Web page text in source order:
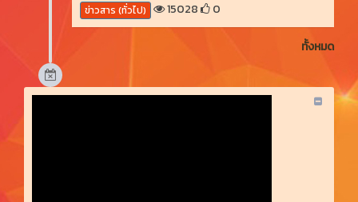
ข่าวสาร (ทั่วไป) 15028 0
ทั้งหมด